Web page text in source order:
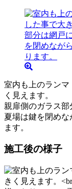
室内も上のランマ
く見えます。
親扉側のガラス部
夏場は鍵を閉め
ます。
施工後の様子